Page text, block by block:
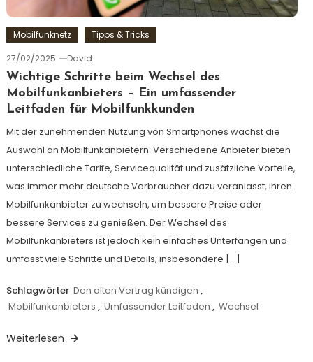
Mobilfunknetz
Tipps & Tricks
27/02/2025
David
Wichtige Schritte beim Wechsel des
Mobilfunkanbieters – Ein umfassender
Leitfaden für Mobilfunkkunden
Mit der zunehmenden Nutzung von Smartphones wächst die
Auswahl an Mobilfunkanbietern. Verschiedene Anbieter bieten
unterschiedliche Tarife, Servicequalität und zusätzliche Vorteile,
was immer mehr deutsche Verbraucher dazu veranlasst, ihren
Mobilfunkanbieter zu wechseln, um bessere Preise oder
bessere Services zu genießen. Der Wechsel des
Mobilfunkanbieters ist jedoch kein einfaches Unterfangen und
umfasst viele Schritte und Details, insbesondere […]
Schlagwörter Den alten Vertrag kündigen ,
Mobilfunkanbieters , Umfassender Leitfaden , Wechsel
Weiterlesen